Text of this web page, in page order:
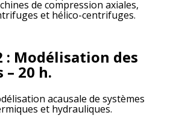
de compression axiales,
et hélico-centrifuges.
: Modélisation des
– 20 h.
acausale de systèmes
et hydrauliques.